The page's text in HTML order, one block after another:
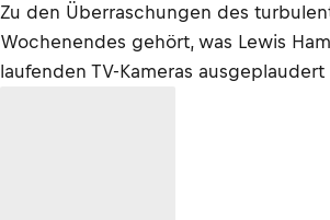
Zu den Überraschungen des
Wochenendes gehört, was Lewis
laufenden TV-Kameras ausgeplaudert